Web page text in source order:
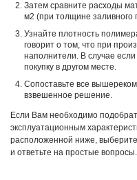
Затем сравните расходы
м2 (при толщине заливного
Узнайте плотность
говорит о том, что при
наполнители. В случае
покупку в другом месте.
Сопоставьте все
взвешенное решение.
Если Вам необходимо
эксплуатационным
расположенной ниже,
и ответьте на простые вопросы.